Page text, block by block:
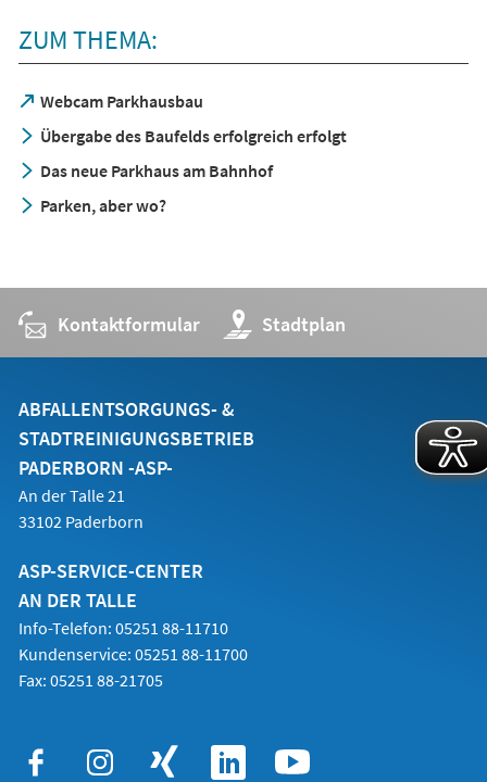
ZUM THEMA:
Webcam Parkhausbau
(Öffnet
in
einem
neuen
Übergabe des Baufelds erfolgreich erfolgt
Das neue Parkhaus am Bahnhof
Parken, aber wo?
Kontaktformular Stadtplan
(Öffnet
in
einem
Tab)
ABFALLENTSORGUNGS- &
STADTREINIGUNGSBETRIEB
PADERBORN -ASP-
An der Talle 21
33102 Paderborn
ASP-SERVICE-CENTER
AN DER TALLE
Info-Telefon: 05251 88-11710
Kundenservice: 05251 88-11700
Fax: 05251 88-21705